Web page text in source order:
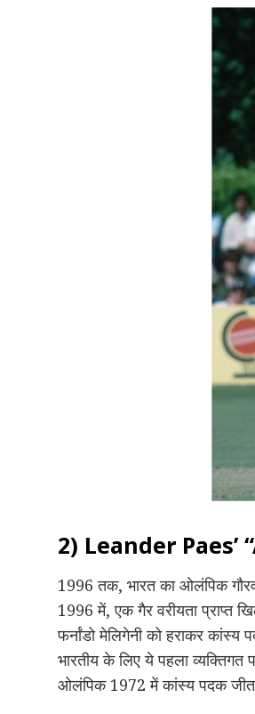
2) Leander Paes’
1996 तक, भारत का ओलंपिक
1996 में, एक गैर वरीयता प्राप्त
फर्नांडो मेलिगेनी को हराकर
भारतीय के लिए ये पहला
ओलंपिक 1972 में कांस्य पदक